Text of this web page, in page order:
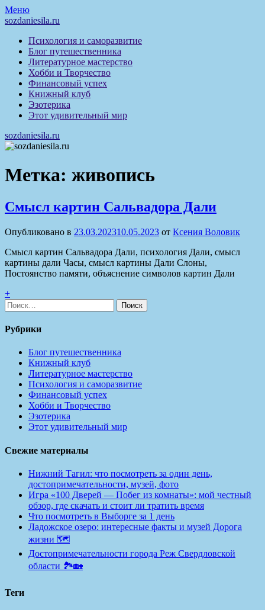
Перейти
к
Меню
sozdaniesila.ru
Психология и саморазвитие
Блог путешественника
Литературное мастерство
Хобби и Творчество
Финансовый успех
Книжный клуб
Эзотерика
Этот удивительный мир
sozdaniesila.ru
Метка: живопись
Смысл картин Сальвадора Дали
Опубликовано в 23.03.202310.05.2023 от Ксения Воловик
Смысл картин Сальвадора Дали, психология Дали, смысл
картины дали Часы, смысл картины Дали Слоны,
Постоянство памяти, объяснение символов картин Дали
+
Найти:
Рубрики
Блог путешественника
Книжный клуб
Литературное мастерство
Психология и саморазвитие
Финансовый успех
Хобби и Творчество
Эзотерика
Этот удивительный мир
Свежие материалы
Нижний Тагил: что посмотреть за один день,
достопримечательности, музей, фото
Игра «100 Дверей — Побег из комнаты»: мой честный
обзор, где скачать и стоит ли тратить время
Что посмотреть в Выборге за 1 день
Ладожское озеро: интересные факты и музей Дорога
жизни 🗺️
Достопримечательности города Реж Свердловской
области 🏞️🏡
Теги